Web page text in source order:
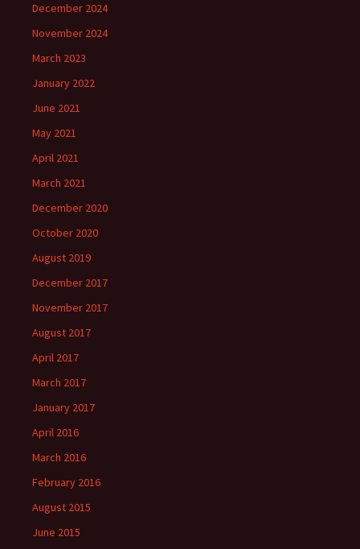
December 2024
November 2024
March 2023
January 2022
June 2021
May 2021
April 2021
March 2021
December 2020
October 2020
August 2019
December 2017
November 2017
August 2017
April 2017
March 2017
January 2017
April 2016
March 2016
February 2016
August 2015
June 2015